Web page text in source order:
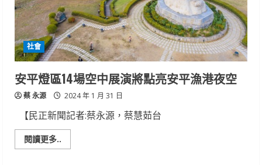
薪
資
差
額
補
貼
金
春
節
前
帳
社會
安平燈區14場空中展演將點亮安平漁港夜空
蔡 永源 2024 年 1 月 31 日
【民正新聞記者:蔡永源，蔡慧茹台
閱讀更多..
more